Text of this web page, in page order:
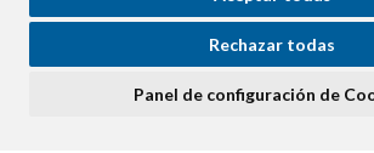
Si acepta pulsando el botón“Aceptar
consideramos que acepta su uso. Si pulsa
ninguna acción, se guardarán las cookies
Rechazar todas
Panel de configuración de